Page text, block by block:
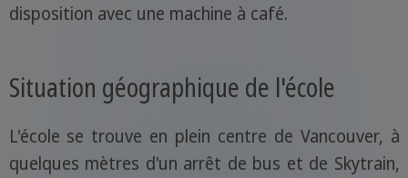
disposition avec une machine à café.
Situation géographique de l'école
L'école se trouve en plein centre de Vancouver, à
quelques mètres d'un arrêt de bus et de Skytrain,